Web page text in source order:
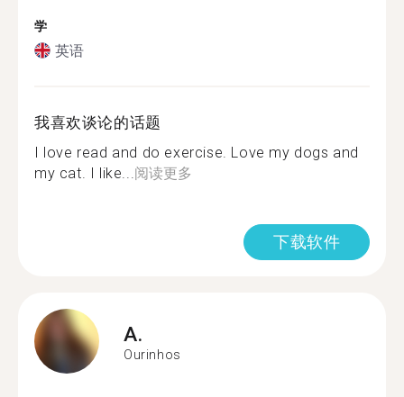
学
英语
我喜欢谈论的话题
I love read and do exercise. Love my dogs and
my cat. I like... 阅读更多
下载软件
A.
Ourinhos